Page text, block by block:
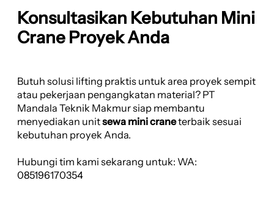
Konsultasikan Kebutuhan Mini
Crane Proyek Anda
Butuh solusi lifting praktis untuk area proyek sempit
atau pekerjaan pengangkatan material? PT
Mandala Teknik Makmur siap membantu
menyediakan unitsewa mini craneterbaik sesuai
kebutuhan proyek Anda.
Hubungi tim kami sekarang untuk: WA:
085196170354